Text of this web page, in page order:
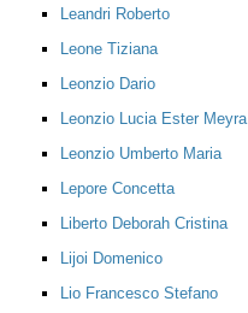
Leandri Roberto
Leone Tiziana
Leonzio Dario
Leonzio Lucia Ester Meyra
Leonzio Umberto Maria
Lepore Concetta
Liberto Deborah Cristina
Lijoi Domenico
Lio Francesco Stefano